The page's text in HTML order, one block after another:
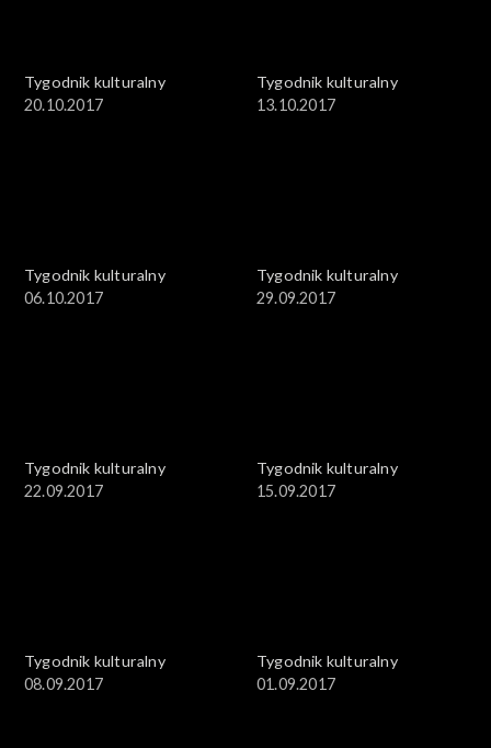
Tygodnik kulturalny
20.10.2017
Tygodnik kulturalny
13.10.2017
Tygodnik kulturalny
06.10.2017
Tygodnik kulturalny
29.09.2017
Tygodnik kulturalny
22.09.2017
Tygodnik kulturalny
15.09.2017
Tygodnik kulturalny
08.09.2017
Tygodnik kulturalny
01.09.2017